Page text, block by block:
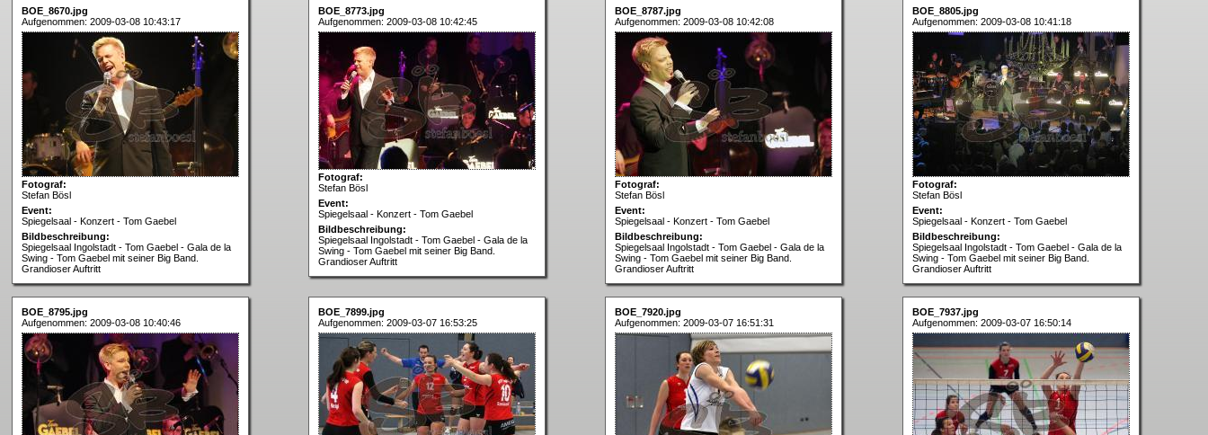
BOE_8670.jpg
Aufgenommen: 2009-03-08 10:43:17
Fotograf:
Stefan Bösl
Event:
Spiegelsaal - Konzert - Tom Gaebel
Bildbeschreibung:
Spiegelsaal Ingolstadt - Tom Gaebel - Gala de la
Swing - Tom Gaebel mit seiner Big Band.
Grandioser Auftritt
BOE_8773.jpg
Aufgenommen: 2009-03-08 10:42:45
Fotograf:
Stefan Bösl
Event:
Spiegelsaal - Konzert - Tom Gaebel
Bildbeschreibung:
Spiegelsaal Ingolstadt - Tom Gaebel - Gala de la
Swing - Tom Gaebel mit seiner Big Band.
Grandioser Auftritt
BOE_8787.jpg
Aufgenommen: 2009-03-08 10:42:08
Fotograf:
Stefan Bösl
Event:
Spiegelsaal - Konzert - Tom Gaebel
Bildbeschreibung:
Spiegelsaal Ingolstadt - Tom Gaebel - Gala de la
Swing - Tom Gaebel mit seiner Big Band.
Grandioser Auftritt
BOE_8805.jpg
Aufgenommen: 2009-03-08 10:41:18
Fotograf:
Stefan Bösl
Event:
Spiegelsaal - Konzert - Tom Gaebel
Bildbeschreibung:
Spiegelsaal Ingolstadt - Tom Gaebel - Gala de la
Swing - Tom Gaebel mit seiner Big Band.
Grandioser Auftritt
BOE_8795.jpg
Aufgenommen: 2009-03-08 10:40:46
BOE_7899.jpg
Aufgenommen: 2009-03-07 16:53:25
BOE_7920.jpg
Aufgenommen: 2009-03-07 16:51:31
BOE_7937.jpg
Aufgenommen: 2009-03-07 16:50:14